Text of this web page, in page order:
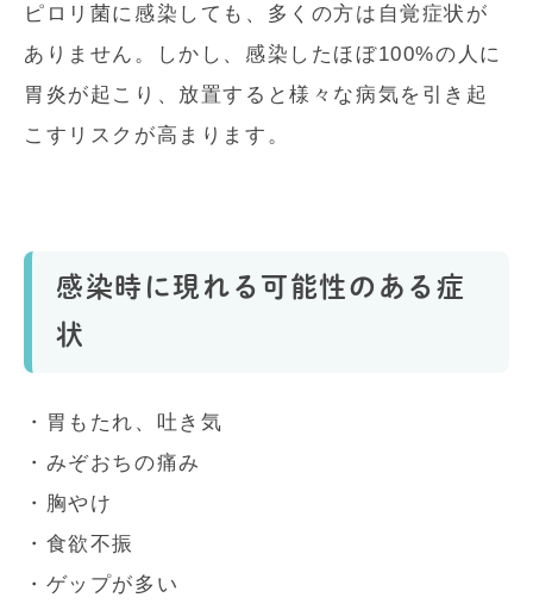
ピロリ菌に感染しても、多くの方は自覚症状が
ありません。しかし、感染したほぼ100%の人に
胃炎が起こり、放置すると様々な病気を引き起
こすリスクが高まります。
感染時に現れる可能性のある症
状
・胃もたれ、吐き気
・みぞおちの痛み
・胸やけ
・食欲不振
・ゲップが多い